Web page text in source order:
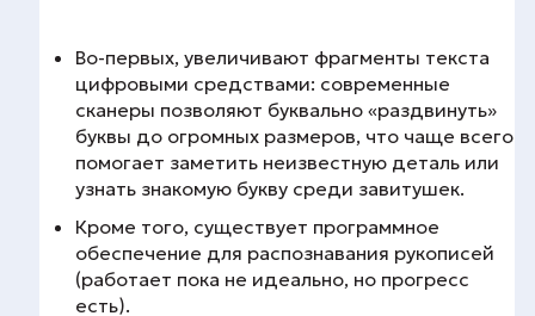
Во-первых, увеличивают фрагменты текста
цифровыми средствами: современные
сканеры позволяют буквально «раздвинуть»
буквы до огромных размеров, что чаще всего
помогает заметить неизвестную деталь или
узнать знакомую букву среди завитушек.
Кроме того, существует программное
обеспечение для распознавания рукописей
(работает пока не идеально, но прогресс
есть).